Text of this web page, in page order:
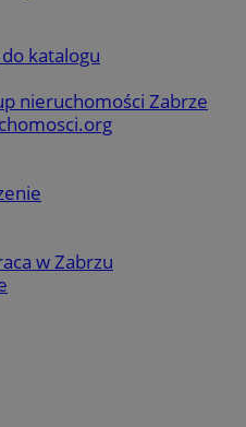
katalogu
nieruchomości Zabrze
w Zabrzu